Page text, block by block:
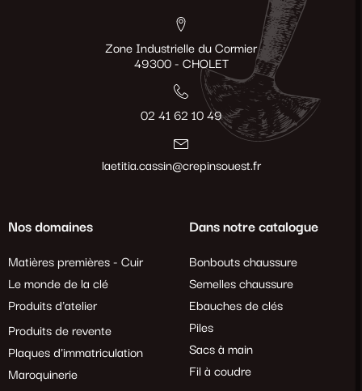
Zone Industrielle du Cormier
49300 - CHOLET
02 41 62 10 49
laetitia.cassin@crepinsouest.fr
Nos domaines
Matières premières - Cuir
Le monde de la clé
Produits d'atelier
Produits de revente
Plaques d'immatriculation
Maroquinerie
Dans notre catalogue
Bonbouts chaussure
Semelles chaussure
Ebauches de clés
Piles
Sacs à main
Fil à coudre